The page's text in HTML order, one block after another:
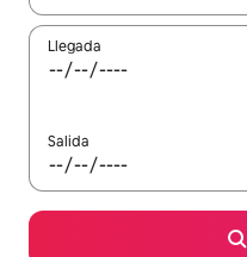
Llegada
Salida